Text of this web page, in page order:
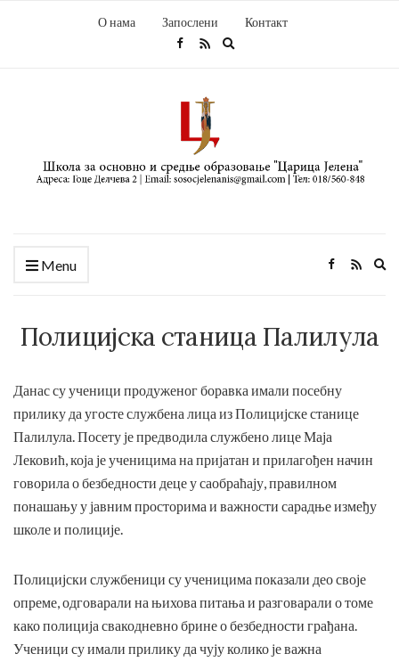
О нама Запослени Контакт
Menu
Полицијска станица Палилула
Данас су ученици продуженог боравка имали посебну
прилику да угосте службена лица из Полицијске станице
Палилула. Посету је предводила службено лице Маја
Лековић, која је ученицима на пријатан и прилагођен начин
говорила о безбедности деце у саобраћају, правилном
понашању у јавним просторима и важности сарадње између
школе и полиције.
Полицијски службеници су ученицима показали део своје
опреме, одговарали на њихова питања и разговарали о томе
како полиција свакодневно брине о безбедности грађана.
Ученици су имали прилику да чују колико је важна